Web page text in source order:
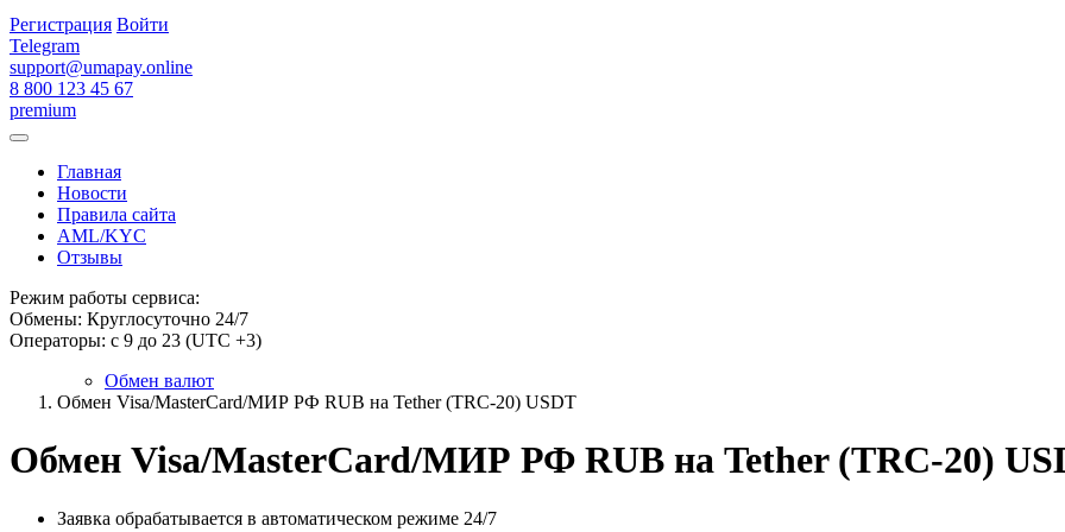
Регистрация Войти
Telegram
support@umapay.online
8 800 123 45 67
premium
Главная
Новости
Правила сайта
AML/KYC
Отзывы
Режим работы сервиса:
Обмены: Круглосуточно 24/7
Операторы: с 9 до 23 (UTC +3)
Обмен валют
Обмен Visa/MasterCard/МИР РФ RUB на Tether (TRC-20) USDT
Обмен Visa/MasterCard/МИР РФ RUB на Tether (TRC-20)
Заявка обрабатывается в автоматическом режиме 24/7